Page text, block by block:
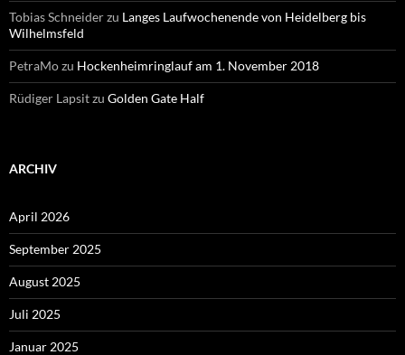
Tobias Schneiderzu Langes Laufwochenende von Heidelberg bis
Wilhelmsfeld
PetraMozu Hockenheimringlauf am 1. November 2018
Rüdiger Lapsitzu Golden Gate Half
ARCHIV
April 2026
September 2025
August 2025
Juli 2025
Januar 2025